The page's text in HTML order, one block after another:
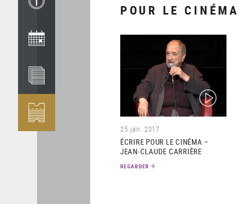
POUR LE CINÉMA
(video)
25 jan. 2017
ÉCRIRE POUR LE CINÉMA –
JEAN-CLAUDE CARRIÈRE
REGARDER